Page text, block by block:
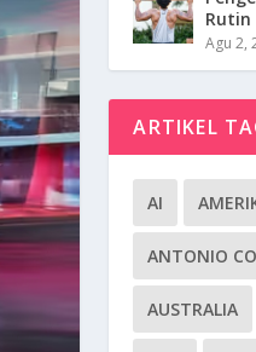
Rutin
Agu 2,
ARTIKEL
AI
ANTONIO
AUSTRALIA